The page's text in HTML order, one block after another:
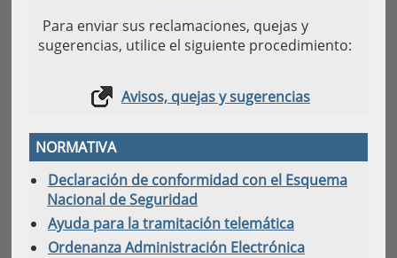
Para enviar sus reclamaciones, quejas y
sugerencias, utilice el siguiente procedimiento:
Avisos, quejas y sugerencias
NORMATIVA
Declaración de conformidad con el Esquema
Nacional de Seguridad
Ayuda para la tramitación telemática
Ordenanza Administración Electrónica